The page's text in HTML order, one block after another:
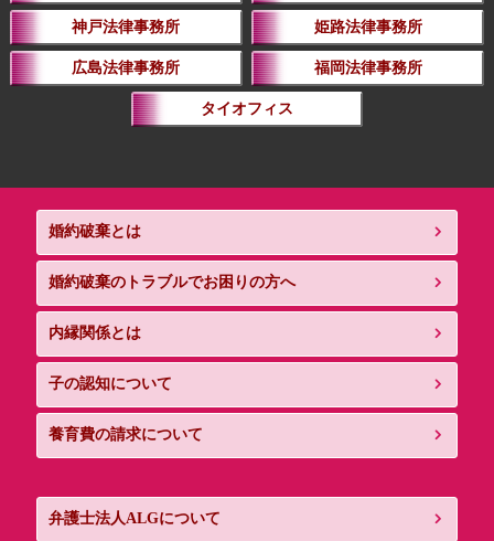
神戸法律事務所 姫路法律事務所
広島法律事務所 福岡法律事務所
タイオフィス
婚約破棄とは
婚約破棄のトラブルでお困りの方へ
内縁関係とは
子の認知について
養育費の請求について
弁護士法人ALGについて